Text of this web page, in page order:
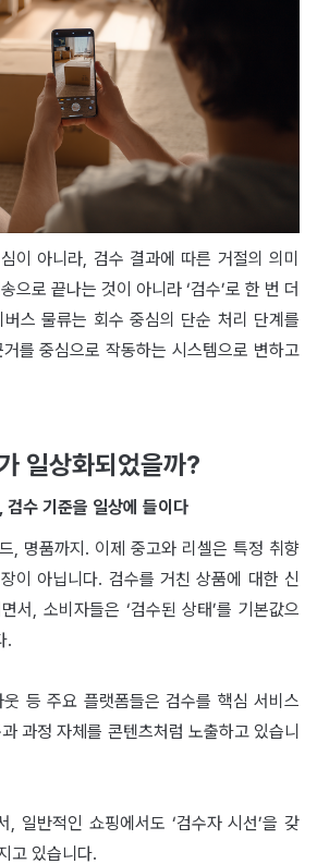
이 아니라, 검수 결과에 따른 거절의 의미
으로 끝나는 것이 아니라 ‘검수’로 한 번 더
스 물류는 회수 중심의 단순 처리 단계를
를 중심으로 작동하는 시스템으로 변하고
일상화되었을까?
수 기준을 일상에 들이다
, 명품까지. 이제 중고와 리셀은 특정 취향
이 아닙니다. 검수를 거친 상품에 대한 신
서, 소비자들은 ‘검수된 상태’를 기본값으
.
등 주요 플랫폼들은 검수를 핵심 서비스
과정 자체를 콘텐츠처럼 노출하고 있습니
, 일반적인 쇼핑에서도 ‘검수자 시선’을 갖
고 있습니다.